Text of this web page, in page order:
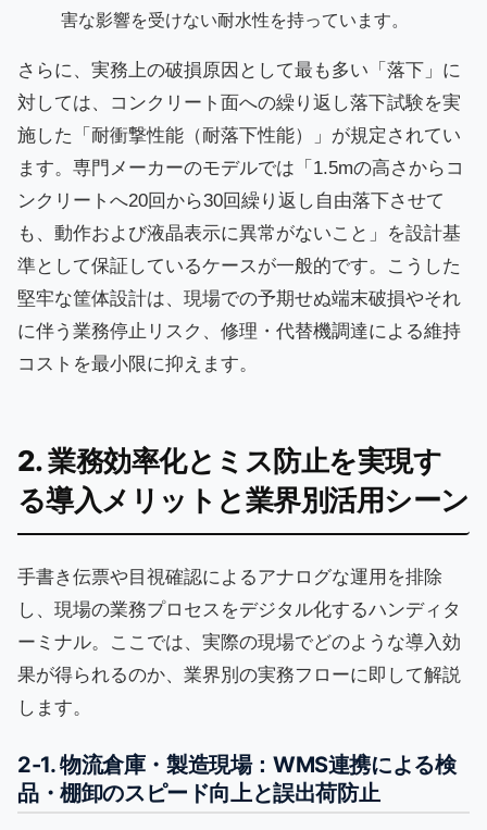
害な影響を受けない耐水性を持っています。
さらに、実務上の破損原因として最も多い「落下」に
対しては、コンクリート面への繰り返し落下試験を実
施した「耐衝撃性能（耐落下性能）」が規定されてい
ます。専門メーカーのモデルでは「1.5mの高さからコ
ンクリートへ20回から30回繰り返し自由落下させて
も、動作および液晶表示に異常がないこと」を設計基
準として保証しているケースが一般的です。こうした
堅牢な筐体設計は、現場での予期せぬ端末破損やそれ
に伴う業務停止リスク、修理・代替機調達による維持
コストを最小限に抑えます。
2. 業務効率化とミス防止を実現す
る導入メリットと業界別活用シーン
手書き伝票や目視確認によるアナログな運用を排除
し、現場の業務プロセスをデジタル化するハンディタ
ーミナル。ここでは、実際の現場でどのような導入効
果が得られるのか、業界別の実務フローに即して解説
します。
2-1. 物流倉庫・製造現場：WMS連携による検
品・棚卸のスピード向上と誤出荷防止